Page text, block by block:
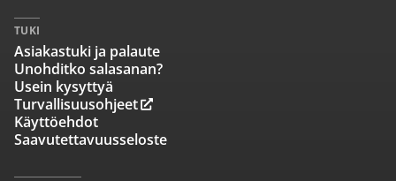
TUKI
Asiakastuki ja palaute
Unohditko salasanan?
Usein kysyttyä
Turvallisuusohjeet
Käyttöehdot
Saavutettavuusseloste